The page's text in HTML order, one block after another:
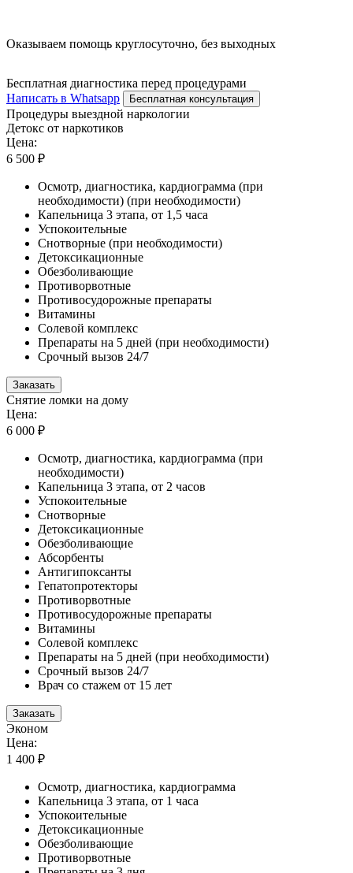
Оказываем помощь круглосуточно, без выходных
Бесплатная диагностика перед процедурами
Написать в Whatsapp
Бесплатная консультация
Процедуры выездной наркологии
Детокс от наркотиков
Цена:
6 500 ₽
Осмотр, диагностика, кардиограмма (при
необходимости) (при необходимости)
Капельница 3 этапа, от 1,5 часа
Успокоительные
Снотворные (при необходимости)
Детоксикационные
Обезболивающие
Противорвотные
Противосудорожные препараты
Витамины
Солевой комплекс
Препараты на 5 дней (при необходимости)
Срочный вызов 24/7
Заказать
Снятие ломки на дому
Цена:
6 000 ₽
Осмотр, диагностика, кардиограмма (при
необходимости)
Капельница 3 этапа, от 2 часов
Успокоительные
Снотворные
Детоксикационные
Обезболивающие
Абсорбенты
Антигипоксанты
Гепатопротекторы
Противорвотные
Противосудорожные препараты
Витамины
Солевой комплекс
Препараты на 5 дней (при необходимости)
Срочный вызов 24/7
Врач со стажем от 15 лет
Заказать
Эконом
Цена:
1 400 ₽
Осмотр, диагностика, кардиограмма
Капельница 3 этапа, от 1 часа
Успокоительные
Детоксикационные
Обезболивающие
Противорвотные